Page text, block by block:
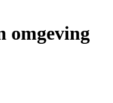
omgeving